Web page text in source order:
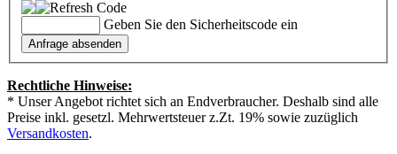
Geben Sie den Sicherheitscode ein
Rechtliche Hinweise:
* Unser Angebot richtet sich an Endverbraucher. Deshalb sind alle
Preise inkl. gesetzl. Mehrwertsteuer z.Zt. 19% sowie zuzüglich
Versandkosten.